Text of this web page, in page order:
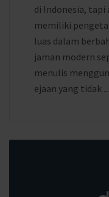
di Indonesia, tapi
memiliki
luas dalam
jaman modern
menulis
ejaan yang tidak ...